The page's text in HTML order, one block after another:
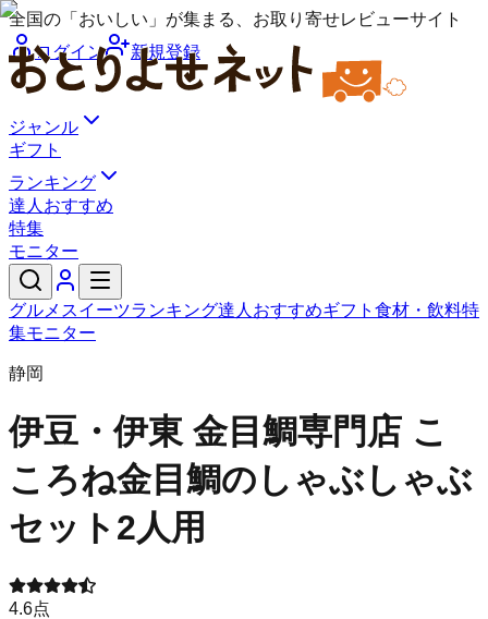
全国の「おいしい」が集まる、お取り寄せレビューサイト
ログイン
新規登録
ジャンル
ギフト
ランキング
達人おすすめ
特集
モニター
グルメ スイーツランキング達人おすすめギフト 食材・飲料特
集モニター
静岡
伊豆・伊東 金目鯛専門店 こ
ころね金目鯛のしゃぶしゃぶ
セット2人用
4.6点